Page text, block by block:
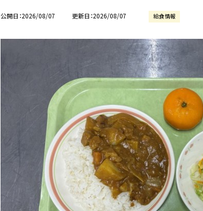
公開日 2026/08/07 更新日 2026/08/07 給食情報